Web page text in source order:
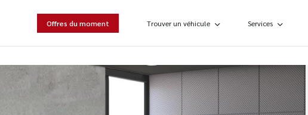
Offres du moment Trouver un véhicule Services